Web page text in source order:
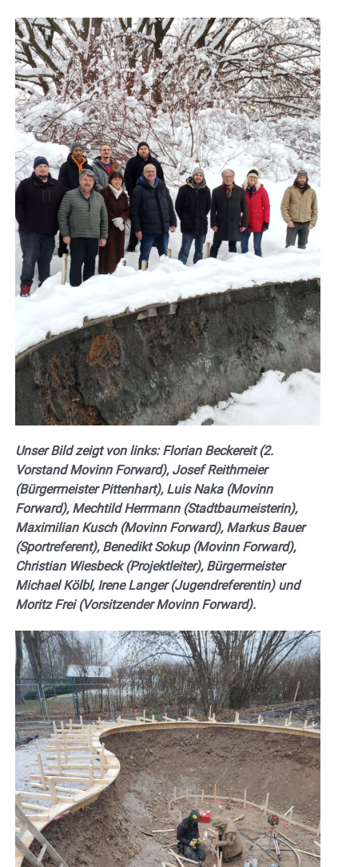
Unser Bild zeigt von links: Florian Beckereit (2.
Vorstand Movinn Forward), Josef Reithmeier
(Bürgermeister Pittenhart), Luis Naka (Movinn
Forward), Mechtild Herrmann (Stadtbaumeisterin),
Maximilian Kusch (Movinn Forward), Markus Bauer
(Sportreferent), Benedikt Sokup (Movinn Forward),
Christian Wiesbeck (Projektleiter), Bürgermeister
Michael Kölbl, Irene Langer (Jugendreferentin) und
Moritz Frei (Vorsitzender Movinn Forward).